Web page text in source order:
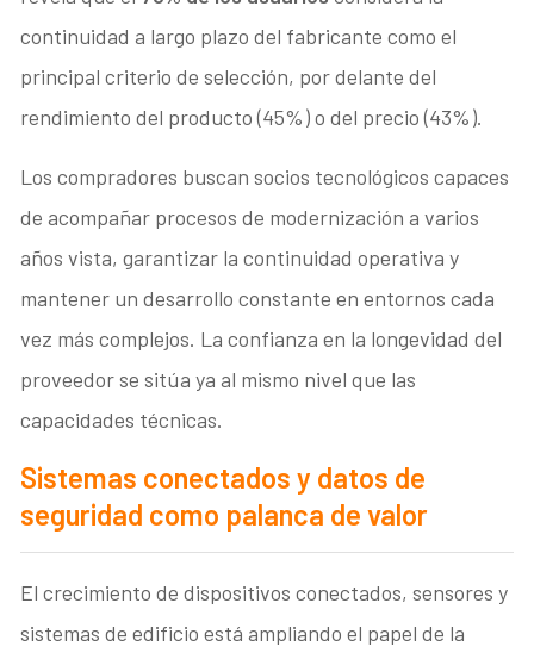
continuidad a largo plazo del fabricante como el
principal criterio de selección, por delante del
rendimiento del producto (45%) o del precio (43%).
Los compradores buscan socios tecnológicos capaces
de acompañar procesos de modernización a varios
años vista, garantizar la continuidad operativa y
mantener un desarrollo constante en entornos cada
vez más complejos. La confianza en la longevidad del
proveedor se sitúa ya al mismo nivel que las
capacidades técnicas.
Sistemas conectados y datos de
seguridad como palanca de valor
El crecimiento de dispositivos conectados, sensores y
sistemas de edificio está ampliando el papel de la